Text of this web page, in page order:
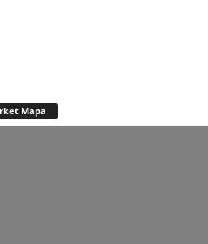
Mapa